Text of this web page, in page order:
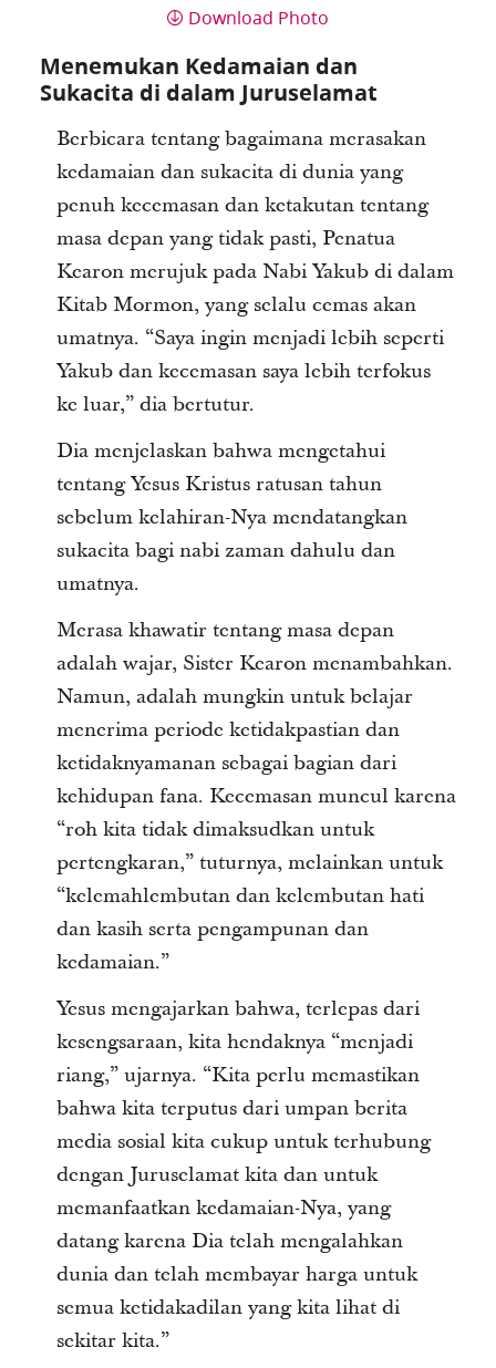
Download Photo
Menemukan Kedamaian dan
Sukacita di dalam Juruselamat
Berbicara tentang bagaimana merasakan
kedamaian dan sukacita di dunia yang
penuh kecemasan dan ketakutan tentang
masa depan yang tidak pasti, Penatua
Kearon merujuk pada Nabi Yakub di dalam
Kitab Mormon, yang selalu cemas akan
umatnya. “Saya ingin menjadi lebih seperti
Yakub dan kecemasan saya lebih terfokus
ke luar,” dia bertutur.
Dia menjelaskan bahwa mengetahui
tentang Yesus Kristus ratusan tahun
sebelum kelahiran-Nya mendatangkan
sukacita bagi nabi zaman dahulu dan
umatnya.
Merasa khawatir tentang masa depan
adalah wajar, Sister Kearon menambahkan.
Namun, adalah mungkin untuk belajar
menerima periode ketidakpastian dan
ketidaknyamanan sebagai bagian dari
kehidupan fana. Kecemasan muncul karena
“roh kita tidak dimaksudkan untuk
pertengkaran,” tuturnya, melainkan untuk
“kelemahlembutan dan kelembutan hati
dan kasih serta pengampunan dan
kedamaian.”
Yesus mengajarkan bahwa, terlepas dari
kesengsaraan, kita hendaknya “menjadi
riang,” ujarnya. “Kita perlu memastikan
bahwa kita terputus dari umpan berita
media sosial kita cukup untuk terhubung
dengan Juruselamat kita dan untuk
memanfaatkan kedamaian-Nya, yang
datang karena Dia telah mengalahkan
dunia dan telah membayar harga untuk
semua ketidakadilan yang kita lihat di
sekitar kita.”